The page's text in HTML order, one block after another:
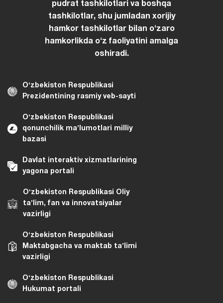
pudrat tashkilotlari va boshqa
tashkilotlar, shu jumladan xorijiy
hamkor tashkilotlar bilan oʻzaro
hamkorlikda oʻz faoliyatini amalga
oshiradi.
Oʻzbekiston Respublikasi
Prezidentining rasmiy veb-sayti
Oʻzbekiston Respublikasi
qonunchilik maʼlumotlari milliy
bazasi
Davlat interaktiv xizmatlarining
yagona portali
Oʻzbekiston Respublikasi Oliy
taʼlim, fan va innovatsiyalar
vazirligi
Oʻzbekiston Respublikasi
Maktabgacha va maktab taʼlimi
vazirligi
Oʻzbekiston Respublikasi
Hukumat portali